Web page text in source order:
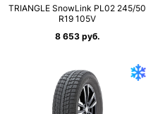
TRIANGLE SnowLink PL02 245/50
R19 105V
8 653 руб.